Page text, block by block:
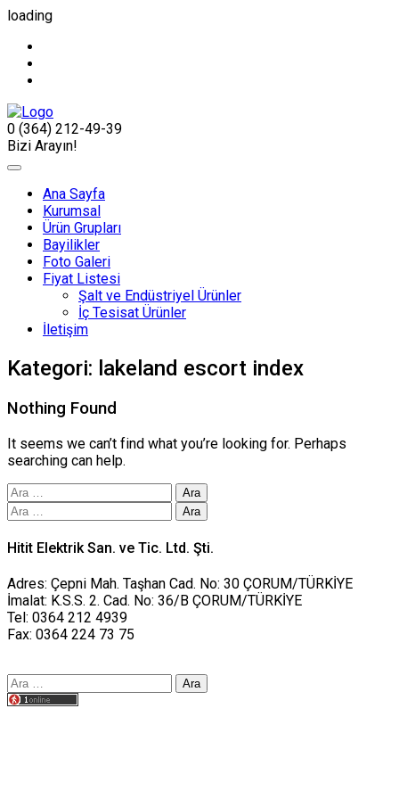
loading
0 (364) 212-49-39
Bizi Arayın!
Ana Sayfa
Kurumsal
Ürün Grupları
Bayilikler
Foto Galeri
Fiyat Listesi
Şalt ve Endüstriyel Ürünler
İç Tesisat Ürünler
İletişim
Kategori: lakeland escort index
Nothing Found
It seems we can’t find what you’re looking for. Perhaps
searching can help.
Arama:
Arama:
Hitit Elektrik San. ve Tic. Ltd. Şti.
Adres: Çepni Mah. Taşhan Cad. No: 30 ÇORUM/TÜRKİYE
İmalat: K.S.S. 2. Cad. No: 36/B ÇORUM/TÜRKİYE
Tel: 0364 212 4939
Fax: 0364 224 73 75
Arama: